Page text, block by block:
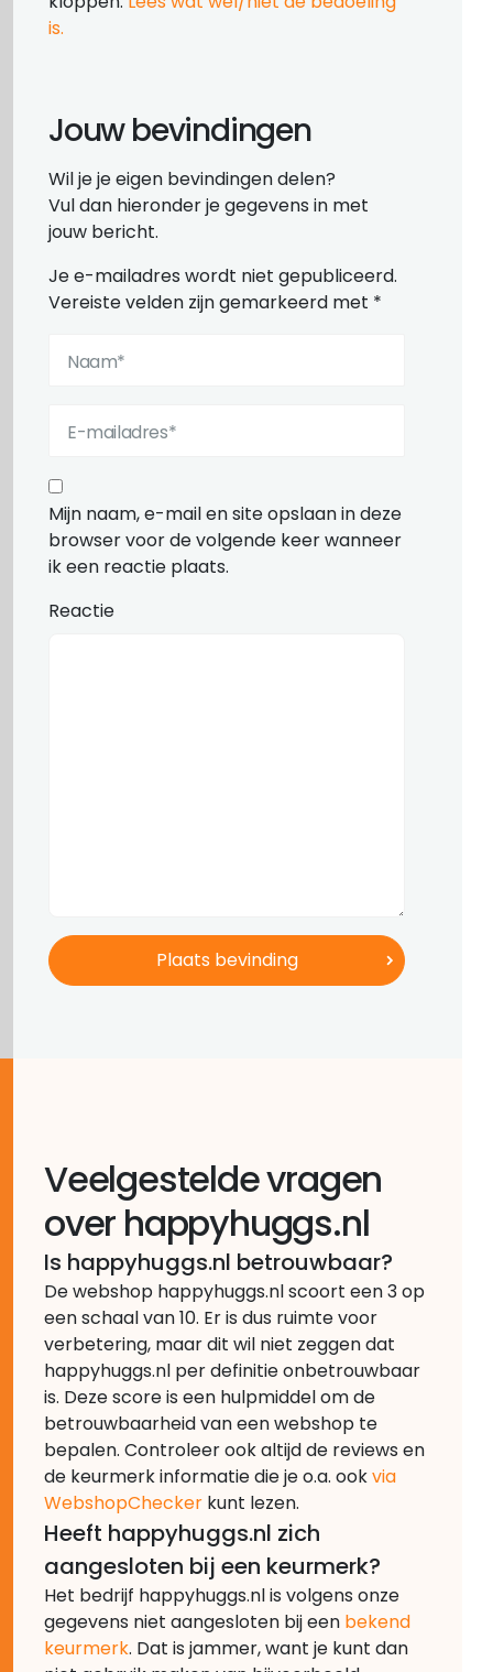
is.
Jouw bevindingen
Wil je je eigen bevindingen delen?
Vul dan hieronder je gegevens in met
jouw bericht.
Je e-mailadres wordt niet gepubliceerd.
Vereiste velden zijn gemarkeerd met *
Mijn naam, e-mail en site opslaan in deze
browser voor de volgende keer wanneer
ik een reactie plaats.
Reactie
Veelgestelde vragen
over happyhuggs.nl
Is happyhuggs.nl betrouwbaar?
De webshop happyhuggs.nl scoort een 3 op
een schaal van 10. Er is dus ruimte voor
verbetering, maar dit wil niet zeggen dat
happyhuggs.nl per definitie onbetrouwbaar
is. Deze score is een hulpmiddel om de
betrouwbaarheid van een webshop te
bepalen. Controleer ook altijd de reviews en
de keurmerk informatie die je o.a. ookvia
WebshopChecker kunt lezen.
Heeft happyhuggs.nl zich
aangesloten bij een keurmerk?
Het bedrijf happyhuggs.nl is volgens onze
gegevens niet aangesloten bij een bekend
keurmerk. Dat is jammer, want je kunt dan